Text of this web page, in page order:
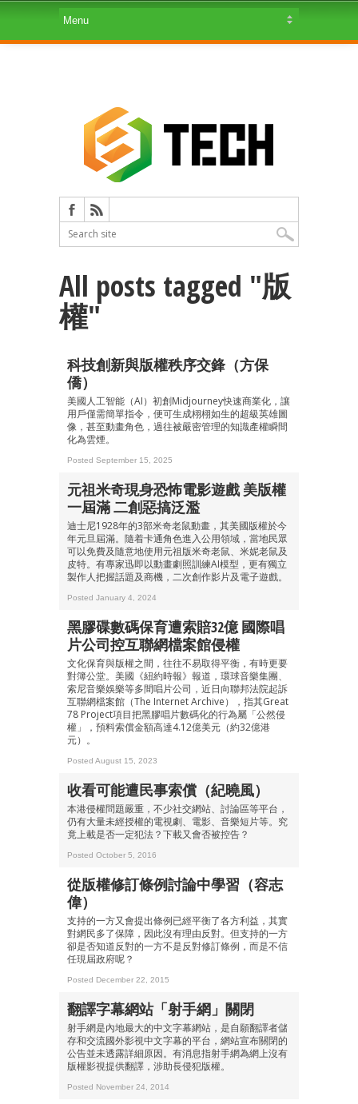
All posts tagged "版
權"
科技創新與版權秩序交鋒（方保
僑）
美國人工智能（AI）初創Midjourney快速商業化，讓
用戶僅需簡單指令，便可生成栩栩如生的超級英雄圖
像，甚至動畫角色，過往被嚴密管理的知識產權瞬間
化為雲煙。
Posted September 15, 2025
元祖米奇現身恐怖電影遊戲 美版權
一屆滿 二創惡搞泛濫
迪士尼1928年的3部米奇老鼠動畫，其美國版權於今
年元旦屆滿。隨着卡通角色進入公用領域，當地民眾
可以免費及隨意地使用元祖版米奇老鼠、米妮老鼠及
皮特。有專家迅即以動畫劇照訓練AI模型，更有獨立
製作人把握話題及商機，二次創作影片及電子遊戲。
Posted January 4, 2024
黑膠碟數碼保育遭索賠32億 國際唱
片公司控互聯網檔案館侵權
文化保育與版權之間，往往不易取得平衡，有時更要
對簿公堂。美國《紐約時報》報道，環球音樂集團、
索尼音樂娛樂等多間唱片公司，近日向聯邦法院起訴
互聯網檔案館（The Internet Archive），指其Great
78 Project項目把黑膠唱片數碼化的行為屬「公然侵
權」，預料索償金額高達4.12億美元（約32億港
元）。
Posted August 15, 2023
收看可能遭民事索償（紀曉風）
本港侵權問題嚴重，不少社交網站、討論區等平台，
仍有大量未經授權的電視劇、電影、音樂短片等。究
竟上載是否一定犯法？下載又會否被控告？
Posted October 5, 2016
從版權修訂條例討論中學習（容志
偉）
支持的一方又會提出條例已經平衡了各方利益，其實
對網民多了保障，因此沒有理由反對。但支持的一方
卻是否知道反對的一方不是反對修訂條例，而是不信
任現屆政府呢？
Posted December 22, 2015
翻譯字幕網站「射手網」關閉
射手網是內地最大的中文字幕網站，是自願翻譯者儲
存和交流國外影視中文字幕的平台，網站宣布關閉的
公告並未透露詳細原因。有消息指射手網為網上沒有
版權影視提供翻譯，涉助長侵犯版權。
Posted November 24, 2014
最新資訊（附創業懶人包）
箱！